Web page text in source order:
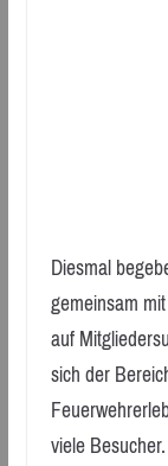
Diesmal
gemeinsam
auf
sich der
viele Besucher.